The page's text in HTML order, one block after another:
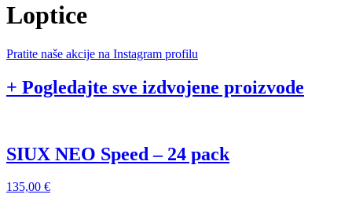
Loptice
Pratite naše akcije na Instagram profilu
+ Pogledajte sve izdvojene proizvode
SIUX NEO Speed – 24 pack
135,00 €